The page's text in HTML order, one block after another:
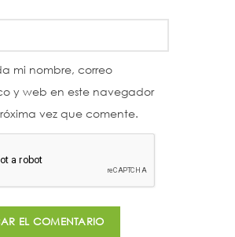
mi nombre, correo
y web en este navegador
vez que comente.